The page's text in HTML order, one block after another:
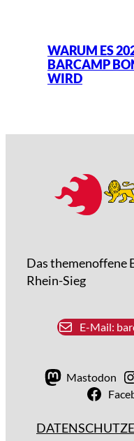
WARUM ES
BARCAMP
WIRD
Das themenoffene
Rhein-Sieg
E-Mail:
Mastodon